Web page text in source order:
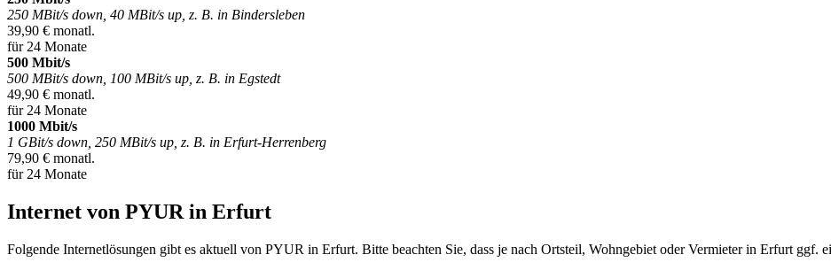
250 MBit/s down, 40 MBit/s up, z. B. in Bindersleben
39,90 € monatl.
für 24 Monate
500 Mbit/s
500 MBit/s down, 100 MBit/s up, z. B. in Egstedt
49,90 € monatl.
für 24 Monate
1000 Mbit/s
1 GBit/s down, 250 MBit/s up, z. B. in Erfurt-Herrenberg
79,90 € monatl.
für 24 Monate
Internet von PYUR in Erfurt
Folgende Internetlösungen gibt es aktuell von PYUR in Erfurt. Bitte beachten Sie, dass je nach Ortsteil, Wohngebiet oder Vermieter in Erfurt ggf.